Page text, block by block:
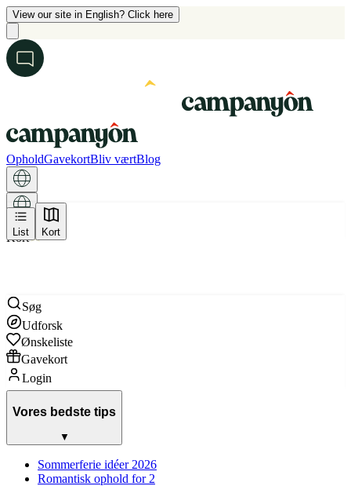
View our site in English? Click here
OpholdGavekortBliv værtBlog
Kort
List Kort
Søg
Udforsk
Ønskeliste
Gavekort
Login
Vores bedste tips
▼
Sommerferie idéer 2026
Romantisk ophold for 2